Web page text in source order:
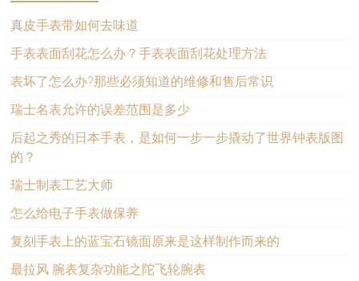
真皮手表带如何去味道
手表表面刮花怎么办？手表表面刮花处理方法
表坏了怎么办?那些必须知道的维修和售后常识
瑞士名表允许的误差范围是多少
后起之秀的日本手表，是如何一步一步撬动了世界钟表版图
的？
瑞士制表工艺大师
怎么给电子手表做保养
复刻手表上的蓝宝石镜面原来是这样制作而来的
最拉风 腕表复杂功能之陀飞轮腕表